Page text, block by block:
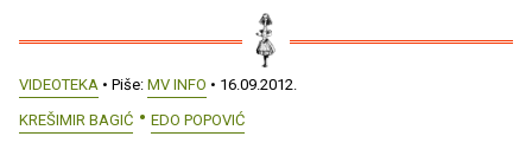
VIDEOTEKA • Piše: MV INFO • 16.09.2012.
KREŠIMIR BAGIĆ
EDO POPOVIĆ